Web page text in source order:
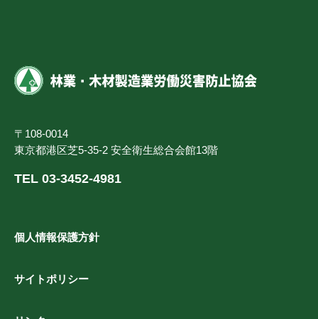
〒108-0014
東京都港区芝5-35-2 安全衛生総合会館13階
TEL 03-3452-4981
個人情報保護方針
サイトポリシー